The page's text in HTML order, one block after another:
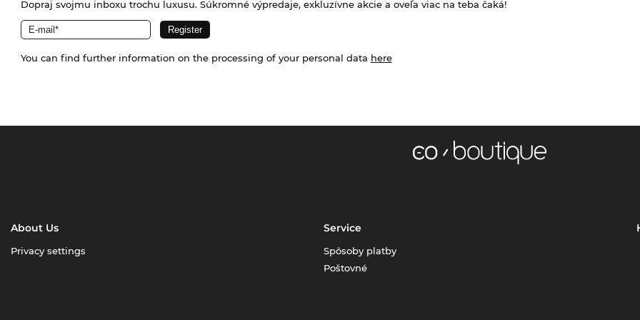
Dopraj svojmu inboxu trochu luxusu. Súkromné výpredaje, exkluzívne akcie a oveľa viac na teba čaká!
You can find further information on the processing of your personal data here
About Us
Privacy settings
Service
Spôsoby platby
Poštovné